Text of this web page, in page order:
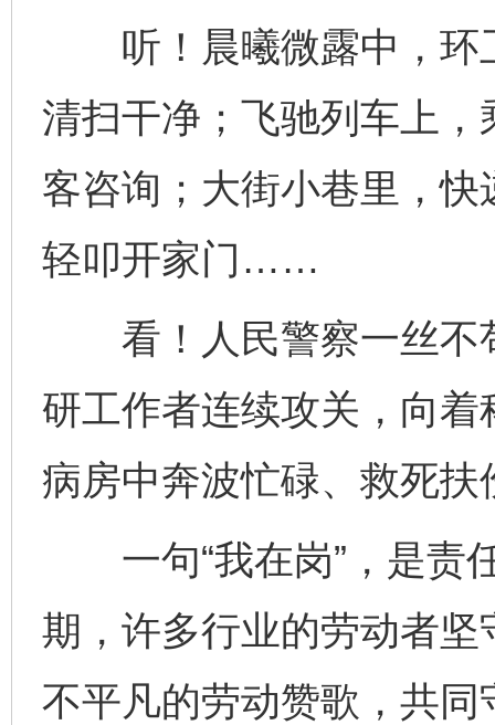
听！晨曦微露中，环
清扫干净；飞驰列车上
客咨询；大街小巷里，
轻叩开家门……
看！人民警察一丝不
研工作者连续攻关，向
病房中奔波忙碌、救死
一句“我在岗”，是责
期，许多行业的劳动者
不平凡的劳动赞歌，共